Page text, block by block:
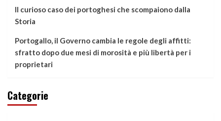
Il curioso caso dei portoghesi che scompaiono dalla
Storia
Portogallo, il Governo cambia le regole degli affitti:
sfratto dopo due mesi di morosità e più libertà per i
proprietari
Categorie